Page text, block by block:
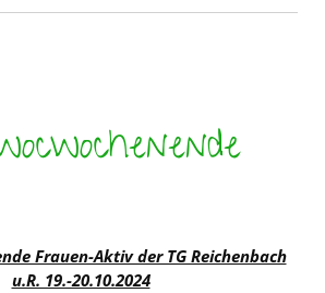
Frauen-Aktiv der TG Reichenbach
u.R. 19.-20.10.2024